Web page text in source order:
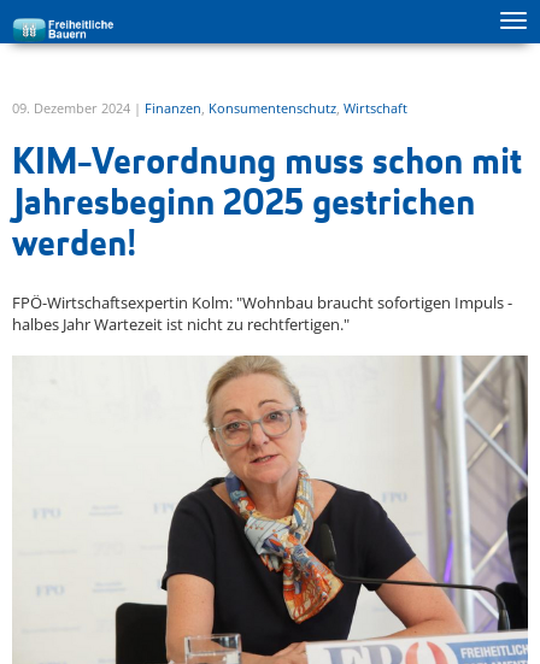
zur Hauptnavigation springen
zum Inhalt springen
09. Dezember 2024 | Finanzen, Konsumentenschutz, Wirtschaft
KIM-Verordnung muss schon mit
Jahresbeginn 2025 gestrichen
werden!
FPÖ-Wirtschaftsexpertin Kolm: "Wohnbau braucht sofortigen Impuls -
halbes Jahr Wartezeit ist nicht zu rechtfertigen."